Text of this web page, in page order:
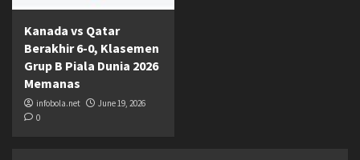
Kanada vs Qatar
Berakhir 6-0, Klasemen
Grup B Piala Dunia 2026
Memanas
infobola.net
June 19, 2026
0